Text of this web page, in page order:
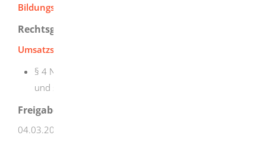
Bildungsmaßnahmen
Rechtsgrundlage
Umsatzsteuergesetz (UStG):
§ 4 Nr. 21 a) bb) Steuerbefreiungen bei Lieferungen
und sonstigen Leistungen
Freigabevermerk
04.03.2025 Regierungspräsidium Freiburg